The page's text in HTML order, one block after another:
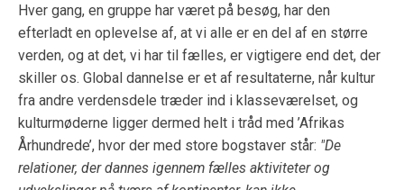
Hver gang, en gruppe har været på besøg, har den
efterladt en oplevelse af, at vi alle er en del af en større
verden, og at det, vi har til fælles, er vigtigere end det, der
skiller os. Global dannelse er et af resultaterne, når kultur
fra andre verdensdele træder ind i klasseværelset, og
kulturmøderne ligger dermed helt i tråd med ’Afrikas
Århundrede’, hvor der med store bogstaver står: "De
relationer, der dannes igennem fælles aktiviteter og